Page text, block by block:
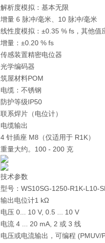
解析度模拟：基本无限
增量 6 脉冲/毫米、10 脉冲/毫米
线性度模拟：±0.35 % fs，其他值
增量：±0.20 % fs
传感装置精密电位器
光学编码器
筑屋材料POM
电缆：不锈钢
防护等级IP50
联系焊片（电位计）
电缆输出
4 针插座 M8（仅适用于 R1K）
重量大约。100 - 200 克
技术参数
型号：WS10SG-1250-R1K-L10-
输出电位计1 kΩ
电压 0... 10 V, 0.5 ... 10 V
电流 4 ... 20 mA, 2 或 3 线
电压或电流输出，可编程 (PMUV/